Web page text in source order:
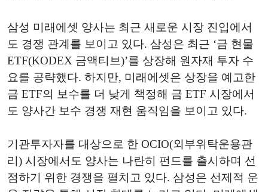
삼성 미래에셋 양사는 최근 새로운 시장 진입에서
도 경쟁 관계를 보이고 있다. 삼성은 최근 ‘금 현물
ETF(KODEX 금액티브)’를 상장해 원자재 투자 수
요를 공략했다. 하지만, 미래에셋은 상장을 예고한
금 ETF의 보수를 더 낮게 책정해 금 ETF 시장에서
도 양사간 보수 경쟁 재현 움직임을 보이고 있다.
기관투자자를 대상으로 한 OCIO(외부위탁운용관
리) 시장에서도 양사는 나란히 펀드를 출시하며 선
점하기 위한 경쟁을 펼치고 있다. 삼성은 선제적 운